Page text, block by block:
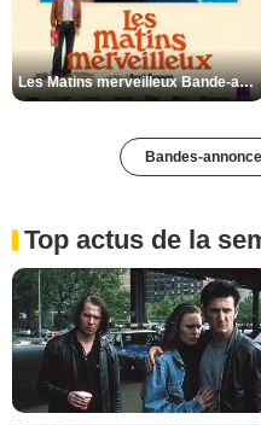
Les Matins merveilleux Bande-annonce VF
Bandes-
Top actus de la